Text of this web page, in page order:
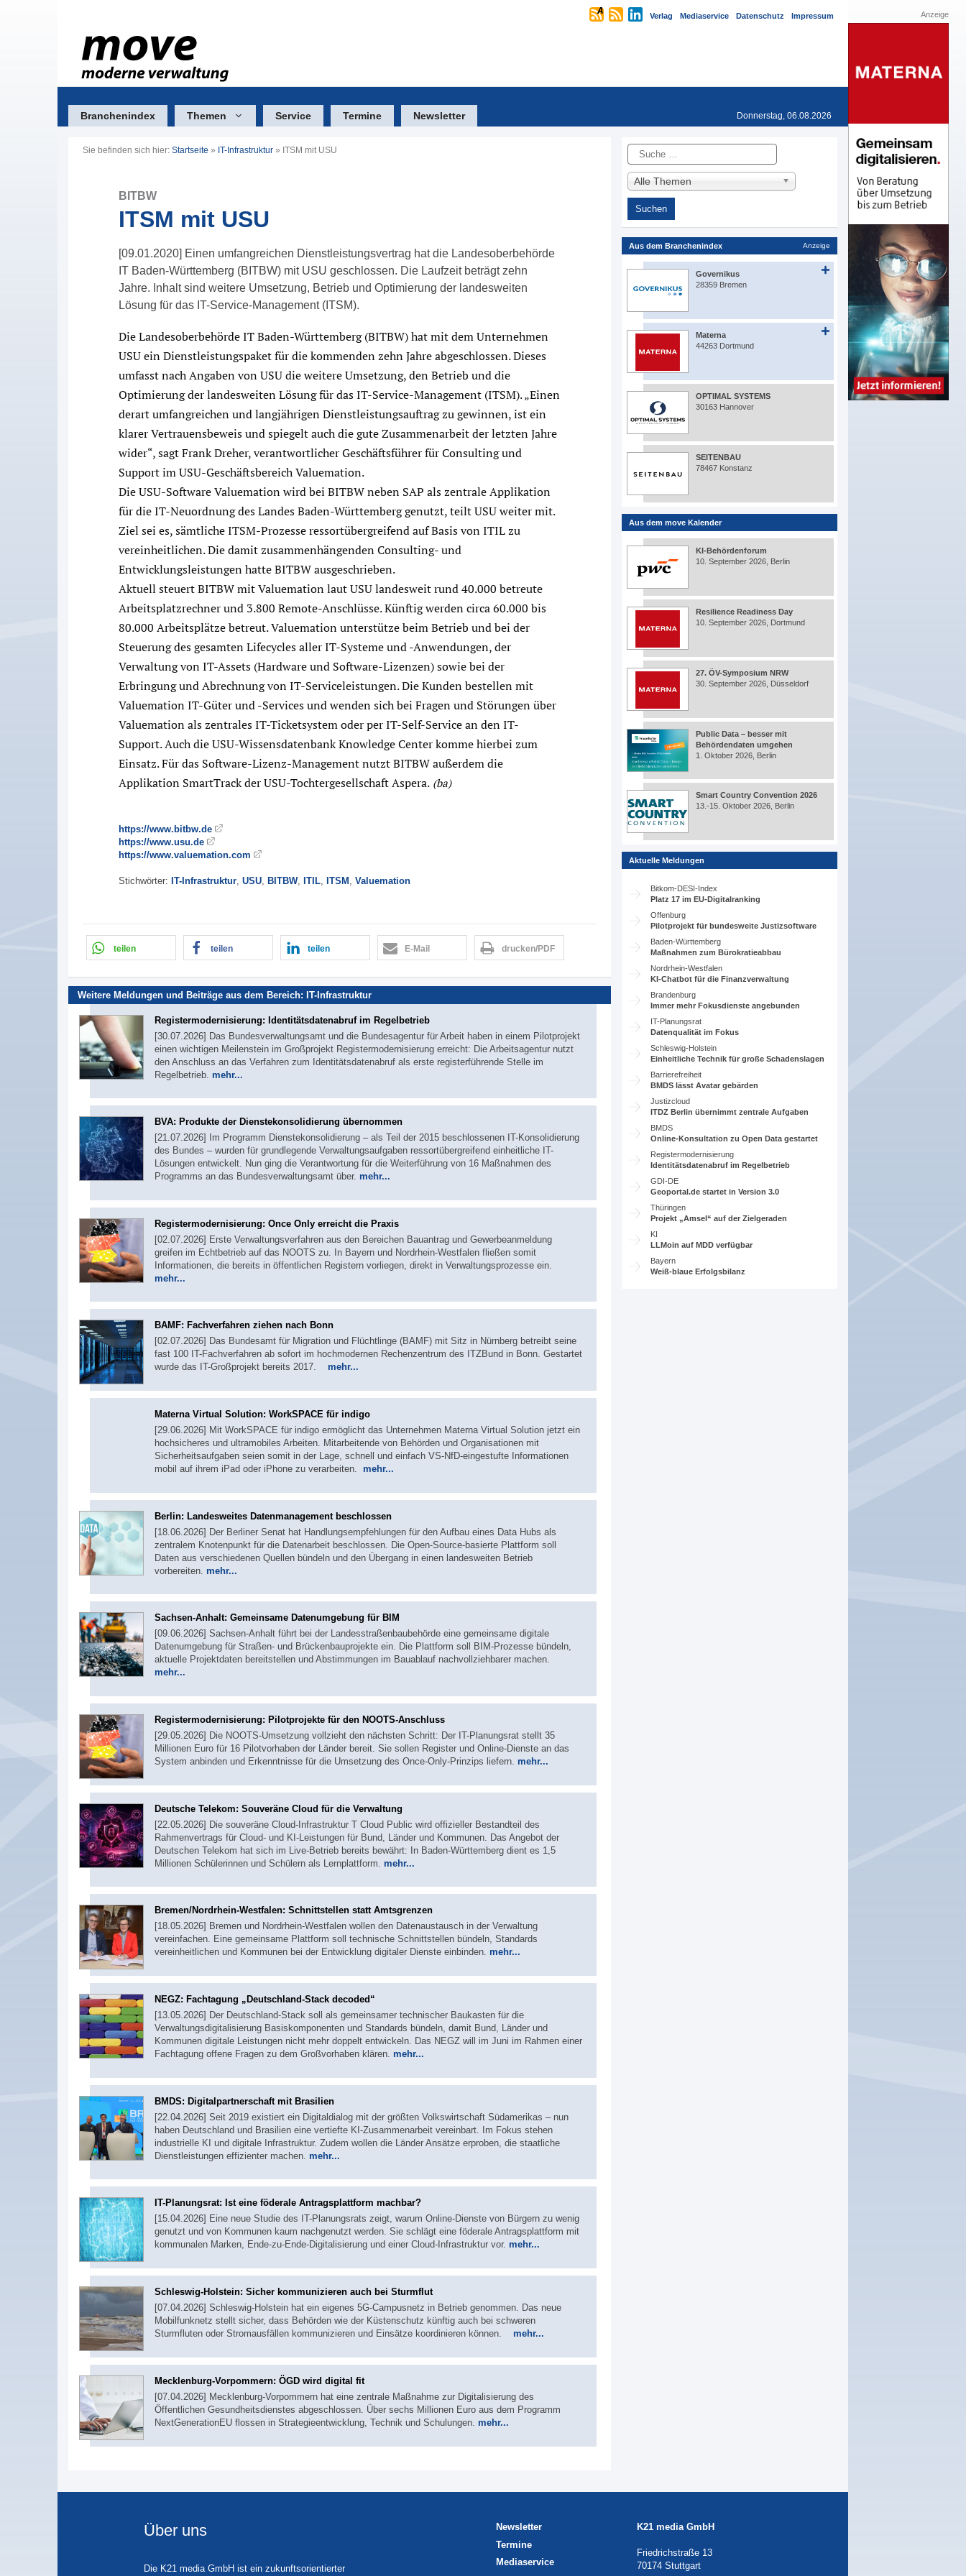
Verlag Mediaservice Datenschutz Impressum
Branchenindex Themen Service Termine Newsletter Donnerstag, 06.08.2026
Sie befinden sich hier: Startseite » IT-Infrastruktur » ITSM mit USU
BITBW
ITSM mit USU
[09.01.2020] Einen umfangreichen Dienstleistungsvertrag hat die Landesoberbehörde
IT Baden-Württemberg (BITBW) mit USU geschlossen. Die Laufzeit beträgt zehn
Jahre. Inhalt sind weitere Umsetzung, Betrieb und Optimierung der landesweiten
Lösung für das IT-Service-Management (ITSM).
Die Landesoberbehörde IT Baden-Württemberg (BITBW) hat mit dem Unternehmen
USU ein Dienstleistungspaket für die kommenden zehn Jahre abgeschlossen. Dieses
umfasst nach Angaben von USU die weitere Umsetzung, den Betrieb und die
Optimierung der landesweiten Lösung für das IT-Service-Management (ITSM). „Einen
derart umfangreichen und langjährigen Dienstleistungsauftrag zu gewinnen, ist ein
klarer Vertrauensbeweis und spiegelt auch die gute Zusammenarbeit der letzten Jahre
wider“, sagt Frank Dreher, verantwortlicher Geschäftsführer für Consulting und
Support im USU-Geschäftsbereich Valuemation.
Die USU-Software Valuemation wird bei BITBW neben SAP als zentrale Applikation
für die IT-Neuordnung des Landes Baden-Württemberg genutzt, teilt USU weiter mit.
Ziel sei es, sämtliche ITSM-Prozesse ressortübergreifend auf Basis von ITIL zu
vereinheitlichen. Die damit zusammenhängenden Consulting- und
Entwicklungsleistungen hatte BITBW ausgeschrieben.
Aktuell steuert BITBW mit Valuemation laut USU landesweit rund 40.000 betreute
Arbeitsplatzrechner und 3.800 Remote-Anschlüsse. Künftig werden circa 60.000 bis
80.000 Arbeitsplätze betreut. Valuemation unterstütze beim Betrieb und bei der
Steuerung des gesamten Lifecycles aller IT-Systeme und -Anwendungen, der
Verwaltung von IT-Assets (Hardware und Software-Lizenzen) sowie bei der
Erbringung und Abrechnung von IT-Serviceleistungen. Die Kunden bestellen mit
Valuemation IT-Güter und -Services und wenden sich bei Fragen und Störungen über
Valuemation als zentrales IT-Ticketsystem oder per IT-Self-Service an den IT-
Support. Auch die USU-Wissensdatenbank Knowledge Center komme hierbei zum
Einsatz. Für das Software-Lizenz-Management nutzt BITBW außerdem die
Applikation SmartTrack der USU-Tochtergesellschaft Aspera. (ba)
https://www.bitbw.de
https://www.usu.de
https://www.valuemation.com
Stichwörter: IT-Infrastruktur, USU, BITBW, ITIL, ITSM , Valuemation
teilen teilen teilen E-Mail drucken/PDF
Weitere Meldungen und Beiträge aus dem Bereich: IT-Infrastruktur
Registermodernisierung: Identitätsdatenabruf im Regelbetrieb
[30.07.2026] Das Bundesverwaltungsamt und die Bundesagentur für Arbeit haben in einem Pilotprojekt
einen wichtigen Meilenstein im Großprojekt Registermodernisierung erreicht: Die Arbeitsagentur nutzt
den Anschluss an das Verfahren zum Identitätsdatenabruf als erste registerführende Stelle im
Regelbetrieb. mehr...
BVA: Produkte der Dienstekonsolidierung übernommen
[21.07.2026] Im Programm Dienstekonsolidierung – als Teil der 2015 beschlossenen IT-Konsolidierung
des Bundes – wurden für grundlegende Verwaltungsaufgaben ressortübergreifend einheitliche IT-
Lösungen entwickelt. Nun ging die Verantwortung für die Weiterführung von 16 Maßnahmen des
Programms an das Bundesverwaltungsamt über. mehr...
Registermodernisierung: Once Only erreicht die Praxis
[02.07.2026] Erste Verwaltungsverfahren aus den Bereichen Bauantrag und Gewerbeanmeldung
greifen im Echtbetrieb auf das NOOTS zu. In Bayern und Nordrhein-Westfalen fließen somit
Informationen, die bereits in öffentlichen Registern vorliegen, direkt in Verwaltungsprozesse ein.
mehr...
BAMF: Fachverfahren ziehen nach Bonn
[02.07.2026] Das Bundesamt für Migration und Flüchtlinge (BAMF) mit Sitz in Nürnberg betreibt seine
fast 100 IT-Fachverfahren ab sofort im hochmodernen Rechenzentrum des ITZBund in Bonn. Gestartet
wurde das IT-Großprojekt bereits 2017. mehr...
Materna Virtual Solution: WorkSPACE für indigo
[29.06.2026] Mit WorkSPACE für indigo ermöglicht das Unternehmen Materna Virtual Solution jetzt ein
hochsicheres und ultramobiles Arbeiten. Mitarbeitende von Behörden und Organisationen mit
Sicherheitsaufgaben seien somit in der Lage, schnell und einfach VS-NfD-eingestufte Informationen
mobil auf ihrem iPad oder iPhone zu verarbeiten. mehr...
Berlin: Landesweites Datenmanagement beschlossen
[18.06.2026] Der Berliner Senat hat Handlungsempfehlungen für den Aufbau eines Data Hubs als
zentralem Knotenpunkt für die Datenarbeit beschlossen. Die Open-Source-basierte Plattform soll
Daten aus verschiedenen Quellen bündeln und den Übergang in einen landesweiten Betrieb
vorbereiten. mehr...
Sachsen-Anhalt: Gemeinsame Datenumgebung für BIM
[09.06.2026] Sachsen-Anhalt führt bei der Landesstraßenbaubehörde eine gemeinsame digitale
Datenumgebung für Straßen- und Brückenbauprojekte ein. Die Plattform soll BIM-Prozesse bündeln,
aktuelle Projektdaten bereitstellen und Abstimmungen im Bauablauf nachvollziehbarer machen.
mehr...
Registermodernisierung: Pilotprojekte für den NOOTS-Anschluss
[29.05.2026] Die NOOTS-Umsetzung vollzieht den nächsten Schritt: Der IT-Planungsrat stellt 35
Millionen Euro für 16 Pilotvorhaben der Länder bereit. Sie sollen Register und Online-Dienste an das
System anbinden und Erkenntnisse für die Umsetzung des Once-Only-Prinzips liefern. mehr...
Deutsche Telekom: Souveräne Cloud für die Verwaltung
[22.05.2026] Die souveräne Cloud-Infrastruktur T Cloud Public wird offizieller Bestandteil des
Rahmenvertrags für Cloud- und KI-Leistungen für Bund, Länder und Kommunen. Das Angebot der
Deutschen Telekom hat sich im Live-Betrieb bereits bewährt: In Baden-Württemberg dient es 1,5
Millionen Schülerinnen und Schülern als Lernplattform. mehr...
Bremen/Nordrhein-Westfalen: Schnittstellen statt Amtsgrenzen
[18.05.2026] Bremen und Nordrhein-Westfalen wollen den Datenaustausch in der Verwaltung
vereinfachen. Eine gemeinsame Plattform soll technische Schnittstellen bündeln, Standards
vereinheitlichen und Kommunen bei der Entwicklung digitaler Dienste einbinden. mehr...
NEGZ: Fachtagung „Deutschland-Stack decoded“
[13.05.2026] Der Deutschland-Stack soll als gemeinsamer technischer Baukasten für die
Verwaltungsdigitalisierung Basiskomponenten und Standards bündeln, damit Bund, Länder und
Kommunen digitale Leistungen nicht mehr doppelt entwickeln. Das NEGZ will im Juni im Rahmen einer
Fachtagung offene Fragen zu dem Großvorhaben klären. mehr...
BMDS: Digitalpartnerschaft mit Brasilien
[22.04.2026] Seit 2019 existiert ein Digitaldialog mit der größten Volkswirtschaft Südamerikas – nun
haben Deutschland und Brasilien eine vertiefte KI-Zusammenarbeit vereinbart. Im Fokus stehen
industrielle KI und digitale Infrastruktur. Zudem wollen die Länder Ansätze erproben, die staatliche
Dienstleistungen effizienter machen. mehr...
IT-Planungsrat: Ist eine föderale Antragsplattform machbar?
[15.04.2026] Eine neue Studie des IT-Planungsrats zeigt, warum Online-Dienste von Bürgern zu wenig
genutzt und von Kommunen kaum nachgenutzt werden. Sie schlägt eine föderale Antragsplattform mit
kommunalen Marken, Ende-zu-Ende-Digitalisierung und einer Cloud-Infrastruktur vor. mehr...
Schleswig-Holstein: Sicher kommunizieren auch bei Sturmflut
[07.04.2026] Schleswig-Holstein hat ein eigenes 5G‑Campusnetz in Betrieb genommen. Das neue
Mobilfunknetz stellt sicher, dass Behörden wie der Küstenschutz künftig auch bei schweren
Sturmfluten oder Stromausfällen kommunizieren und Einsätze koordinieren können. mehr...
Mecklenburg-Vorpommern: ÖGD wird digital fit
[07.04.2026] Mecklenburg-Vorpommern hat eine zentrale Maßnahme zur Digitalisierung des
Öffentlichen Gesundheitsdienstes abgeschlossen. Über sechs Millionen Euro aus dem Programm
NextGenerationEU flossen in Strategieentwicklung, Technik und Schulungen. mehr...
Suche
Alle Themen
Aus dem Branchenindex Anzeige
Governikus
28359 Bremen
Materna
44263 Dortmund
OPTIMAL SYSTEMS
30163 Hannover
SEITENBAU
78467 Konstanz
Aus dem move Kalender
KI-Behördenforum
10. September 2026, Berlin
Resilience Readiness Day
10. September 2026, Dortmund
27. ÖV-Symposium NRW
30. September 2026, Düsseldorf
Public Data – besser mit
Behördendaten umgehen
1. Oktober 2026, Berlin
Smart Country Convention 2026
13.-15. Oktober 2026, Berlin
Aktuelle Meldungen
Bitkom-DESI-Index
Platz 17 im EU-Digitalranking
Offenburg
Pilotprojekt für bundesweite Justizsoftware
Baden-Württemberg
Maßnahmen zum Bürokratieabbau
Nordrhein-Westfalen
KI-Chatbot für die Finanzverwaltung
Brandenburg
Immer mehr Fokusdienste angebunden
IT-Planungsrat
Datenqualität im Fokus
Schleswig-Holstein
Einheitliche Technik für große Schadenslagen
Barrierefreiheit
BMDS lässt Avatar gebärden
Justizcloud
ITDZ Berlin übernimmt zentrale Aufgaben
BMDS
Online-Konsultation zu Open Data gestartet
Registermodernisierung
Identitätsdatenabruf im Regelbetrieb
GDI-DE
Geoportal.de startet in Version 3.0
Thüringen
Projekt „Amsel“ auf der Zielgeraden
KI
LLMoin auf MDD verfügbar
Bayern
Weiß-blaue Erfolgsbilanz
Anzeige
Über uns
Die K21 media GmbH ist ein zukunftsorientierter
Newsletter
Termine
Mediaservice
K21 media GmbH
Friedrichstraße 13
70174 Stuttgart